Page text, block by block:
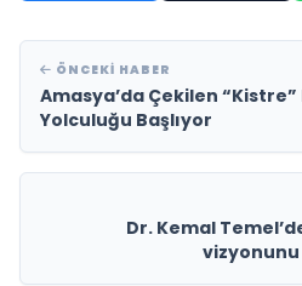
ÖNCEKI HABER
Amasya’da Çekilen
Yolculuğu Başlıyor
Dr. Kemal